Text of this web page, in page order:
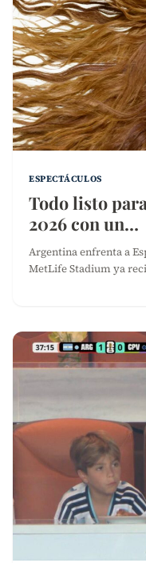
ESPECTÁCULOS
Todo listo
2026 con un…
Argentina enfrenta a
MetLife Stadium ya